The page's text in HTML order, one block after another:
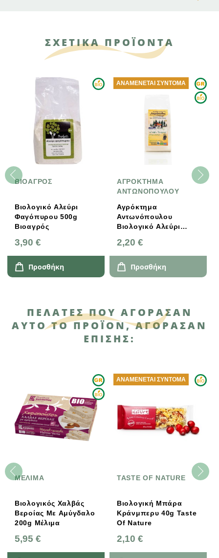
ΣΧΕΤΙΚΑ ΠΡΟΪΟΝΤΑ
ΒΙΟΑΓΡΟΣ
Βιολογικό Αλεύρι
Φαγόπυρου 500g
Βιοαγρός
3,90 €
Προσθήκη
ΑΓΡΟΚΤΗΜΑ
ΑΝΤΩΝΟΠΟΥΛΟΥ
Αγρόκτημα
Αντωνόπουλου
Βιολογικό Αλεύρι
2,20 €
ΑΝΑΜΈΝΕΤΑΙ ΣΎΝΤΟΜΑ
Προσθήκη
ΠΕΛΆΤΕΣ ΠΟΥ ΑΓΌΡΑΣΑΝ
ΑΥΤΌ ΤΟ ΠΡΟΪΌΝ, ΑΓΌΡΑΣΑΝ
ΕΠΊΣΗΣ:
ΜΕΛΙΜΑ
Βιολογικός Χαλβάς
Βεροίας Με Αμύγδαλο
200g Μέλιμα
5,95 €
TASTE OF NATURE
Βιολογική Μπάρα
Κράνμπερυ 40g Taste
Of Nature
2,10 €
ΑΝΑΜΈΝΕΤΑΙ ΣΎΝΤΟΜΑ